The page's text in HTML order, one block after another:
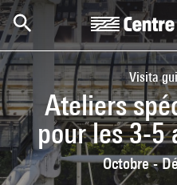
Skip to main content
Centre Pompidou
Visita
Ateliers
pour les 3-5
Octobre -